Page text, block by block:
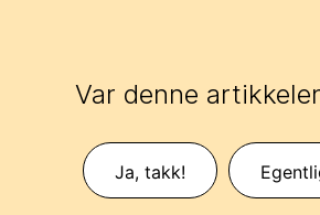
Var denne
Ja, takk!